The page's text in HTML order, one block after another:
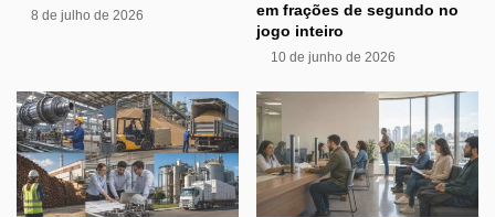
8 de julho de 2026
em frações de segundo no
jogo inteiro
10 de junho de 2026